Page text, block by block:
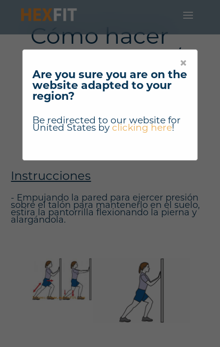
×
Are you sure you are on the
website adapted to your
region?
Be redirected to our website for
United Statesby clicking here!
Cómo hacer
"Flexibilidad /
Estiramiento
de la
pantorrilla" ?
Instrucciones
- Empujando la pared para ejercer presión
sobre el talón para mantenerlo en el suelo,
estira la pantorrilla flexionando la pierna y
alargándola.